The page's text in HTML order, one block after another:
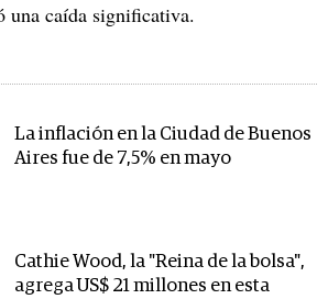
una caída significativa.
La inflación en la Ciudad de Buenos
Aires fue de 7,5% en mayo
Cathie Wood, la "Reina de la bolsa",
agrega US$ 21 millones en esta